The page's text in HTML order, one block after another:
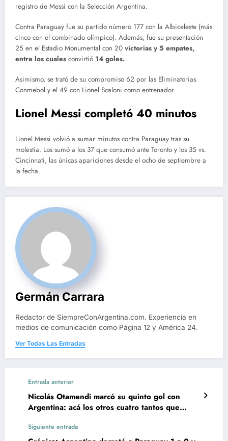
registro de Messi con la Selección Argentina.
Contra Paraguay fue su partido número 177 con la Albiceleste (más
cinco con el combinado olímpico). Además, fue su presentación
25 en el Estadio Monumental con 20 victorias y 5 empates,
entre los cuales convirtió 14 goles.
Asimismo, se trató de su compromiso 62 por las Eliminatorias
Conmebol y el 49 con Lionel Scaloni como entrenador.
Lionel Messi completó 40 minutos
Lionel Messi volvió a sumar minutos contra Paraguay tras su
molestia. Los sumó a los 37 que consumó ante Toronto y los 35 vs.
Cincinnati, las únicas apariciones desde el ocho de septiembre a
la fecha.
Germán Carrara
Redactor de SiempreConArgentina.com. Experiencia en
medios de comunicación como Página 12 y América 24.
Ver Todas Las Entradas
Entrada anterior
Nicolás Otamendi marcó su quinto gol con
Argentina: acá los otros cuatro tantos que
Siguiente entrada